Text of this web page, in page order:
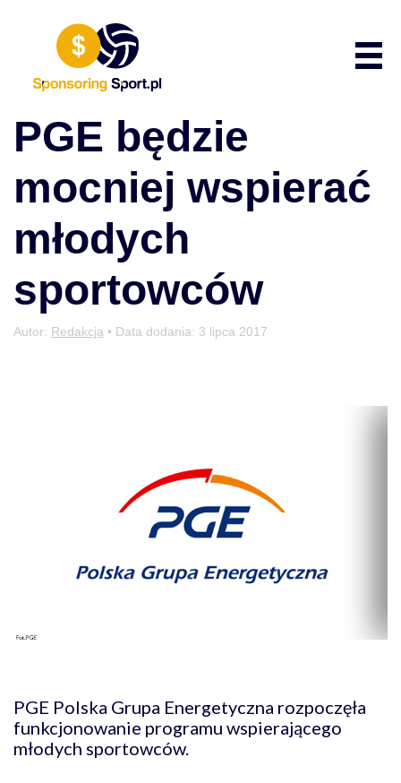
PGE będzie
mocniej wspierać
młodych
sportowców
Autor: Redakcja • Data dodania: 3 lipca 2017
PGE Polska Grupa Energetyczna rozpoczęła
funkcjonowanie programu wspierającego
młodych sportowców.